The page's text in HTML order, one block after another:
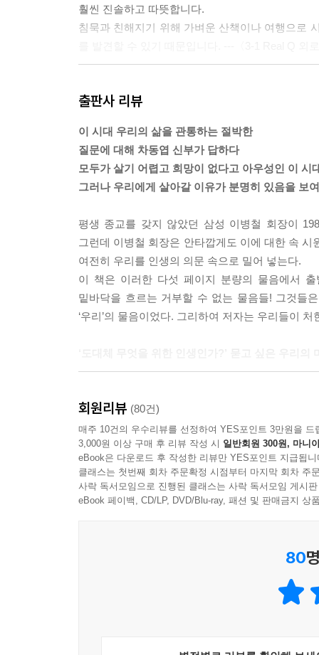
훨씬 진솔하고 따뜻합니다.
침묵과 친해지기 위해 가벼운 산책이나 여행으로
‘의로운 분노’는 옳습니다.
니다.
만일 신이 있다면 왜 이런 어거지가 용납될 수 있
신은 벌을 주시는 분이 아닙니다. 적어도 현세에서
흔히 신은 상선벌악 인간의 행위에 보응하는 것
왜 그럴까요? 그 죄인 또는 악한 사람에게 회개(
것이 있으니 언젠가 양심의 가책을 느끼고 마음을
람이 부귀영화를 누리는 사례는 대체 뭔가?〉중에
흔히 꿈의 로드맵을 그려야 한다고들 말합니다. 나
라고 이름 붙이고 싶습니다. 이는 꿈에 농약도 주
들에게 자연의 환상적인 풍미를 선사할 것입니다.
---〈15-2 Real Q 꿈을 향해 달려가지만, 꿈은 자꾸 도망가
출판사 리뷰
이 시대 우리의 삶을 관통하는 절박한
질문에 대해 차동엽 신부가 답하다
모두가 살기 어렵고 희망이 없다고 아우성인 이 시
그러나 우리에게 살아갈 이유가 분명히 있음을 보
평생 종교를 갖지 않았던 삼성 이병철 회장이
그런데 이병철 회장은 안타깝게도 이에 대한 속
여전히 우리를 인생의 의문 속으로 밀어 넣는다.
이 책은 이러한 다섯 페이지 분량의 물음에서
밑바닥을 흐르는 거부할 수 없는 물음들! 그것들
‘우리’의 물음이었다. 그리하여 저자는 우리들이
그는 이 시대 사람들이 마음속 깊은 곳에 묻어
작정했다. 24년 전 삼성그룹의 창업자 이병철 회
모두에게 ‘희망’을 주고 싶다는 것.
‘한번 태어난 인생, 왜 이렇게 힘들고 아프고 고
못할까?’ ‘이 세상에 신이 있다면 대체 어디에 숨
근본적 물음 15가지와 거기서 파생된 동시대인들
회원리뷰 (80건)
매주 10건의 우수리뷰를 선정하여 YES포인트 3만원을 드
3,000원 이상 구매 후 리뷰 작성 시 일반회원 300원, 마니
eBook은 다운로드 후 작성한 리뷰만 YES포인트 지급됩니
클래스는 첫번째 회차 주문확정 시점부터 마지막 회차 주
사락 독서모임으로 진행된 클래스는 사락 독서모임 게시
eBook 페이백, CD/LP, DVD/Blu-ray, 패션 및 판매금지 상
80